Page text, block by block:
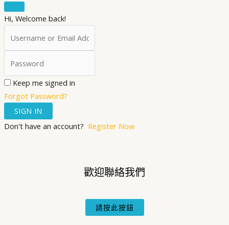
Hi, Welcome back!
Keep me signed in
Forgot Password?
SIGN IN
Don't have an account? Register Now
歡迎聯絡我們
請按此按鈕